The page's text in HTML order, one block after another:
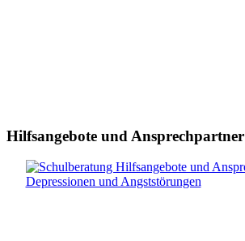
Hilfsangebote und Ansprechpartner